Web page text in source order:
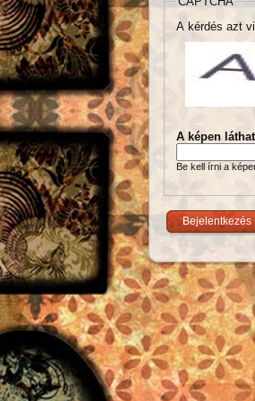
A kérdés azt
A képen
Be kell írni a